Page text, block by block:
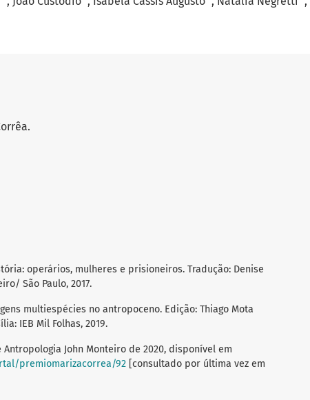
operários, mulheres e prisioneiros. Tradução: Denise
São Paulo, 2017.
multiespécies no antropoceno. Edição: Thiago Mota
IEB Mil Folhas, 2019.
John Monteiro de 2020, disponível em
premiomarizacorrea/92 [consultado por última vez em